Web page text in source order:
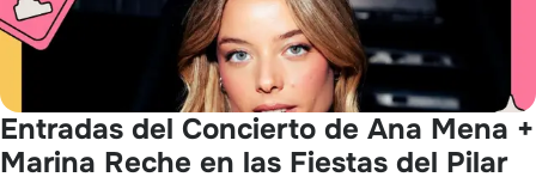
Entradas del Concierto de Ana Mena +
Marina Reche en las Fiestas del Pilar